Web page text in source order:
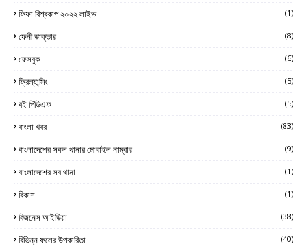
ফিফা বিশ্বকাপ ২০২২ লাইভ (1)
ফেনী ডাক্তার (8)
ফেসবুক (6)
ফ্রিল্যান্সিং (5)
বই পিডিএফ (5)
বাংলা খবর (83)
বাংলাদেশের সকল থানার মোবাইল নাম্বার (9)
বাংলাদেশের সব থানা (1)
বিকাশ (1)
বিজনেস আইডিয়া (38)
বিভিন্ন ফলের উপকারিতা (40)